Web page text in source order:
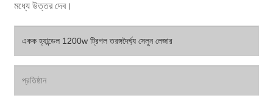
মধ্যে উত্তর দেব।